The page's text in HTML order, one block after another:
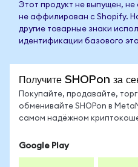
Этот продукт не выпущен,
не аффилирован с Shopify.
другие товарные знаки
идентификации базового
Получите SHOPon за
Покупайте, продавайте,
обменивайте SHOPon в
самом надёжном
Google Play